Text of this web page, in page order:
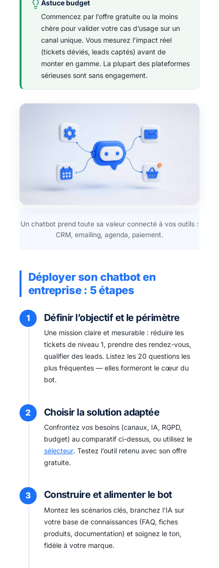
Astuce budget
Commencez par l’offre gratuite ou la moins
chère pour valider votre cas d’usage sur un
canal unique. Vous mesurez l’impact réel
(tickets déviés, leads captés) avant de
monter en gamme. La plupart des plateformes
sérieuses sont sans engagement.
Un chatbot prend toute sa valeur connecté à vos outils :
CRM, emailing, agenda, paiement.
Déployer son chatbot en
entreprise : 5 étapes
Définir l’objectif et le périmètre
Une mission claire et mesurable : réduire les
tickets de niveau 1, prendre des rendez-vous,
qualifier des leads. Listez les 20 questions les
plus fréquentes — elles formeront le cœur du
bot.
Choisir la solution adaptée
Confrontez vos besoins (canaux, IA, RGPD,
budget) au comparatif ci-dessus, ou utilisez le
sélecteur. Testez l’outil retenu avec son offre
gratuite.
Construire et alimenter le bot
Montez les scénarios clés, branchez l’IA sur
votre base de connaissances (FAQ, fiches
produits, documentation) et soignez le ton,
fidèle à votre marque.